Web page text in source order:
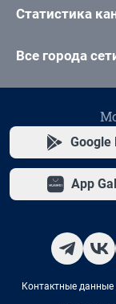
Статистика
Все города
Google
App
Контактные